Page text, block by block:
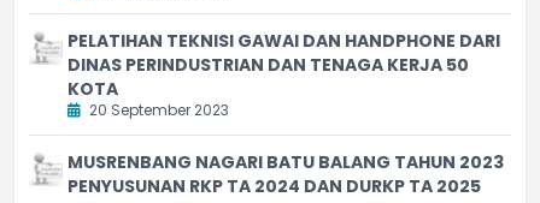
PELATIHAN TEKNISI GAWAI DAN HANDPHONE DARI
DINAS PERINDUSTRIAN DAN TENAGA KERJA 50
KOTA
20 September 2023
MUSRENBANG NAGARI BATU BALANG TAHUN 2023
PENYUSUNAN RKP TA 2024 DAN DURKP TA 2025